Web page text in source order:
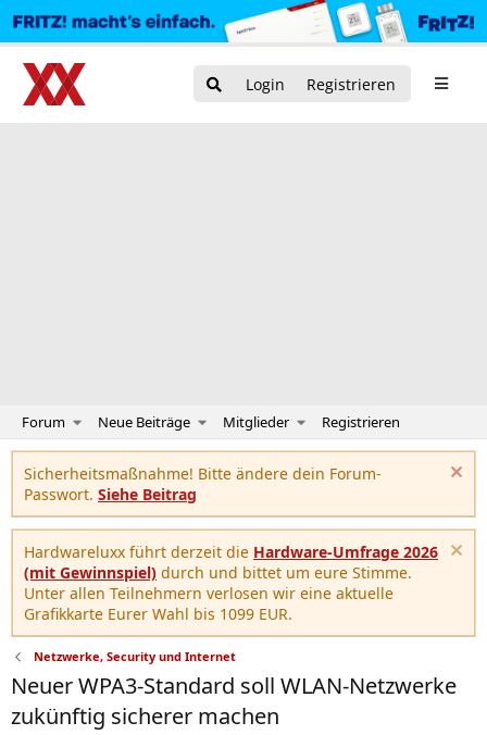
Login Registrieren
Forum Neue Beiträge Mitglieder Registrieren
Sicherheitsmaßnahme! Bitte ändere dein Forum-
Passwort. Siehe Beitrag
Hardwareluxx führt derzeit die Hardware-Umfrage 2026
(mit Gewinnspiel) durch und bittet um eure Stimme.
Unter allen Teilnehmern verlosen wir eine aktuelle
Grafikkarte Eurer Wahl bis 1099 EUR.
Netzwerke, Security und Internet
Neuer WPA3-Standard soll WLAN-Netzwerke
zukünftig sicherer machen